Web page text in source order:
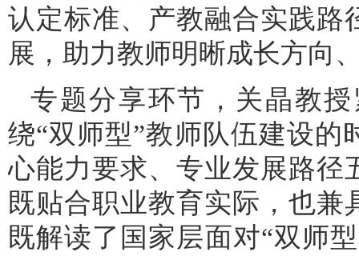
认定标准、产教融合实践路
展，助力教师明晰成长方向
专题分享环节，关晶教
绕“双师型”教师队伍建设
心能力要求、专业发展路径
既贴合职业教育实际，也
既解读了国家层面对“双师